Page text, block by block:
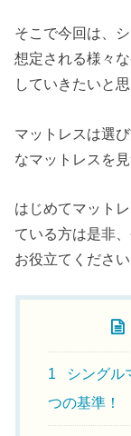
そこで今回は、
想定される様々
していきたいと思
マットレスは選
なマットレスを
はじめてマット
ている方は是非
お役立てください
1
シングル
つの基準！